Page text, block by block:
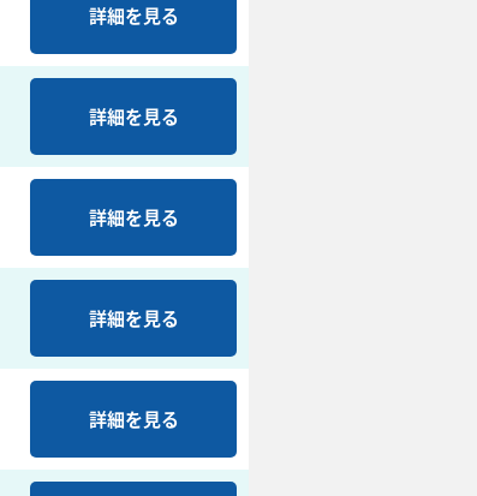
詳細を見る
詳細を見る
詳細を見る
詳細を見る
詳細を見る